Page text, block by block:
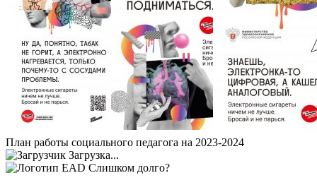
План работы социального педагога на 2023-2024
Загрузка...
Слишком долго?